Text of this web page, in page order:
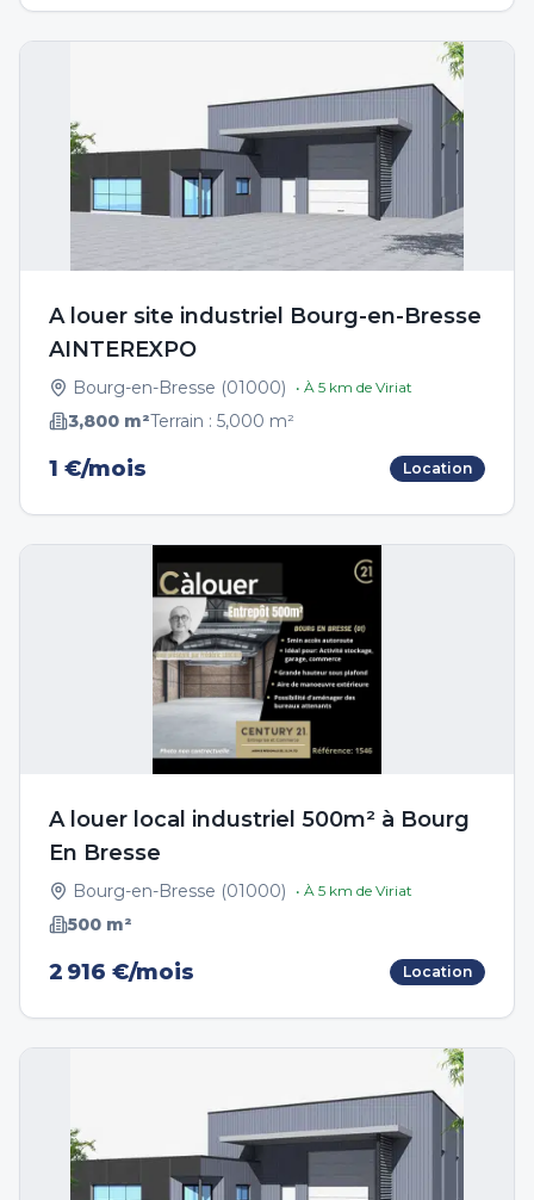
A louer site industriel Bourg-en-Bresse
AINTEREXPO
Bourg-en-Bresse (01000) • À 5 km de Viriat
3,800 m²Terrain : 5,000 m²
1 €/mois Location
A louer local industriel 500m² à Bourg
En Bresse
Bourg-en-Bresse (01000) • À 5 km de Viriat
500 m²
2 916 €/mois Location